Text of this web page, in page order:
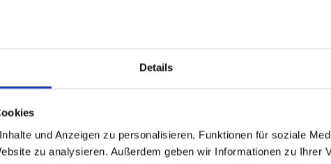
Details
und Anzeigen zu personalisieren, Funktionen für soziale
zu analysieren. Außerdem geben wir Informationen zu Ihrer